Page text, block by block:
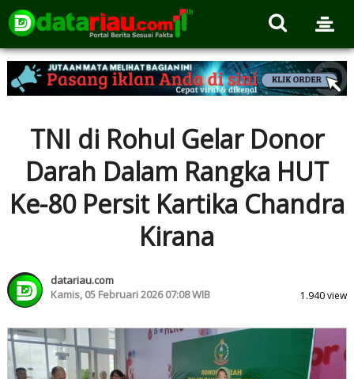
TNI di Rohul Gelar Donor
Darah Dalam Rangka HUT
Ke-80 Persit Kartika Chandra
Kirana
datariau.com
Kamis, 05 Februari 2026 07:08 WIB
1.940 view